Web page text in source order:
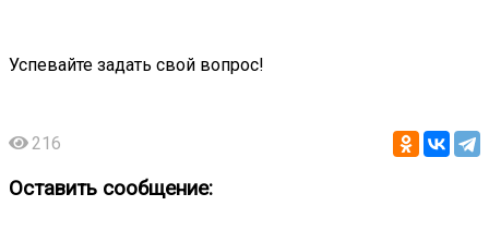
Успевайте задать свой вопрос!
216
Оставить сообщение: